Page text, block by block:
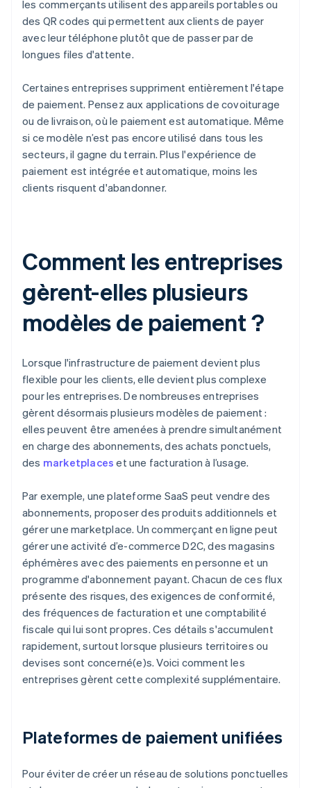
les commerçants utilisent des appareils portables ou
des QR codes qui permettent aux clients de payer
avec leur téléphone plutôt que de passer par de
longues files d'attente.
Certaines entreprises suppriment entièrement l'étape
de paiement. Pensez aux applications de covoiturage
ou de livraison, où le paiement est automatique. Même
si ce modèle n’est pas encore utilisé dans tous les
secteurs, il gagne du terrain. Plus l'expérience de
paiement est intégrée et automatique, moins les
clients risquent d'abandonner.
Comment les entreprises
gèrent-elles plusieurs
modèles de paiement ?
Lorsque l'infrastructure de paiement devient plus
flexible pour les clients, elle devient plus complexe
pour les entreprises. De nombreuses entreprises
gèrent désormais plusieurs modèles de paiement :
elles peuvent être amenées à prendre simultanément
en charge des abonnements, des achats ponctuels,
des marketplaces et une facturation à l’usage.
Par exemple, une plateforme SaaS peut vendre des
abonnements, proposer des produits additionnels et
gérer une marketplace. Un commerçant en ligne peut
gérer une activité d’e-commerce D2C, des magasins
éphémères avec des paiements en personne et un
programme d'abonnement payant. Chacun de ces flux
présente des risques, des exigences de conformité,
des fréquences de facturation et une comptabilité
fiscale qui lui sont propres. Ces détails s'accumulent
rapidement, surtout lorsque plusieurs territoires ou
devises sont concerné(e)s. Voici comment les
entreprises gèrent cette complexité supplémentaire.
Plateformes de paiement unifiées
Pour éviter de créer un réseau de solutions ponctuelles